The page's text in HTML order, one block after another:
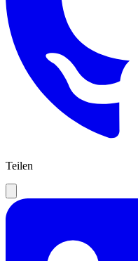
Teilen